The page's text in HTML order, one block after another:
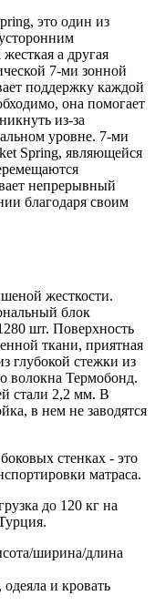
это один из
а другая
7-ми зонной
поддержку каждой
она помогает
из-за
уровне. 7-ми
Spring, являющейся
непрерывный
благодаря своим
жесткости.
блок
шт. Поверхность
ткани, приятная
глубокой стежки из
волокна Термобонд.
стали 2,2 мм. В
в нем не заводятся
стенках - это
матраса.
до 120 кг на
ширина/длина
и кровать